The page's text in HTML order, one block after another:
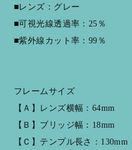
■レンズ：グレー
■可視光線透過率：25％
■紫外線カット率：99％
フレームサイズ
【Ａ】レンズ横幅：64mm
【Ｂ】ブリッジ幅：18mm
【Ｃ】テンプル長さ：130mm